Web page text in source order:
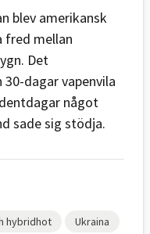
blev amerikansk
fred mellan
Det
dagar vapenvila
något
sade sig stödja.
hybridhot Ukraina